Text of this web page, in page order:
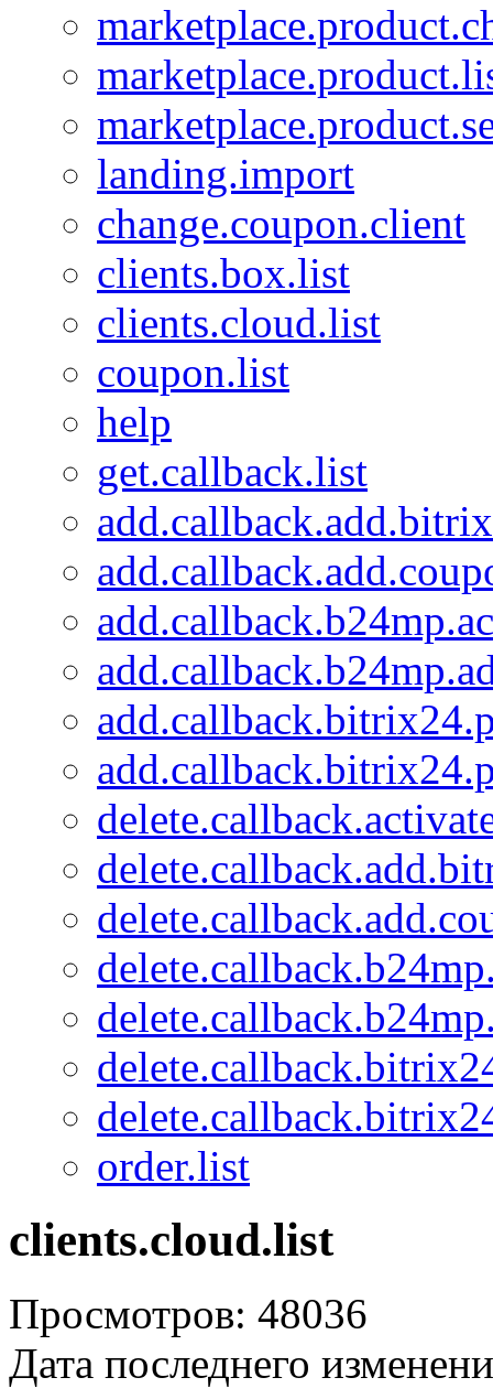
landing.import
change.coupon.client
clients.box.list
clients.cloud.list
coupon.list
help
get.callback.list
order.list
clients.cloud.list
Просмотров: 48036
Дата последнего